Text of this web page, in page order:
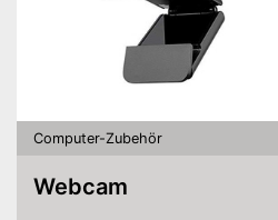
Computer-Zubehör
Webcam